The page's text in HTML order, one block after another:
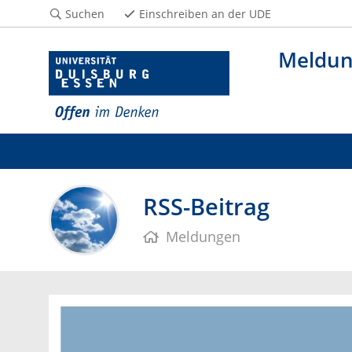
Suchen Einschreiben an der UDE
RSS-Beitrag
Meldungen